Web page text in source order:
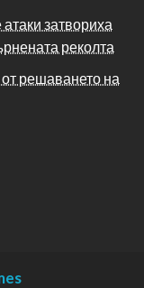
затвориха
реколта
решаването на